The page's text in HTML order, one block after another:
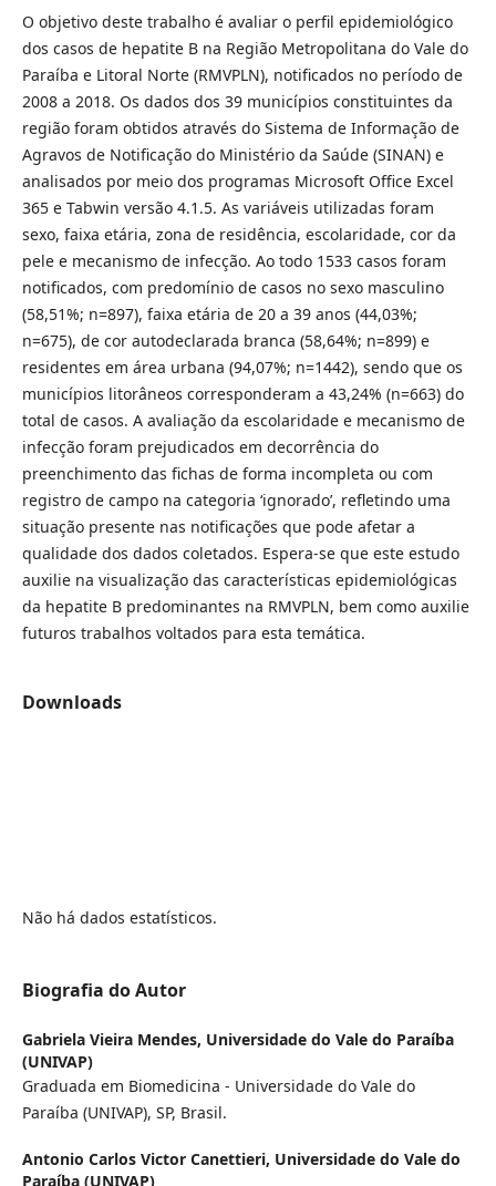
O objetivo deste trabalho é avaliar o perfil epidemiológico
dos casos de hepatite B na Região Metropolitana do Vale do
Paraíba e Litoral Norte (RMVPLN), notificados no período de
2008 a 2018. Os dados dos 39 municípios constituintes da
região foram obtidos através do Sistema de Informação de
Agravos de Notificação do Ministério da Saúde (SINAN) e
analisados por meio dos programas Microsoft Office Excel
365 e Tabwin versão 4.1.5. As variáveis utilizadas foram
sexo, faixa etária, zona de residência, escolaridade, cor da
pele e mecanismo de infecção. Ao todo 1533 casos foram
notificados, com predomínio de casos no sexo masculino
(58,51%; n=897), faixa etária de 20 a 39 anos (44,03%;
n=675), de cor autodeclarada branca (58,64%; n=899) e
residentes em área urbana (94,07%; n=1442), sendo que os
municípios litorâneos corresponderam a 43,24% (n=663) do
total de casos. A avaliação da escolaridade e mecanismo de
infecção foram prejudicados em decorrência do
preenchimento das fichas de forma incompleta ou com
registro de campo na categoria ‘ignorado’, refletindo uma
situação presente nas notificações que pode afetar a
qualidade dos dados coletados. Espera-se que este estudo
auxilie na visualização das características epidemiológicas
da hepatite B predominantes na RMVPLN, bem como auxilie
futuros trabalhos voltados para esta temática.
Downloads
Não há dados estatísticos.
Biografia do Autor
Gabriela Vieira Mendes, Universidade do Vale do Paraíba
(UNIVAP)
Graduada em Biomedicina - Universidade do Vale do
Paraíba (UNIVAP), SP, Brasil.
Antonio Carlos Victor Canettieri, Universidade do Vale do
Paraíba (UNIVAP)